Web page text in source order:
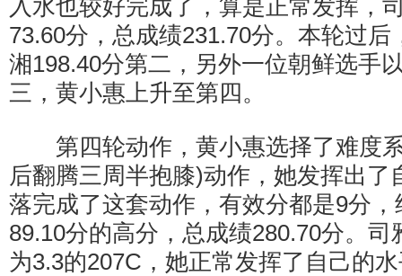
入水也较好完成了，算是正常发挥，
73.60分，总成绩231.70分。本轮过
湘198.40分第二，另外一位朝鲜选手
三，黄小惠上升至第四。
第四轮动作，黄小惠选择了难度
后翻腾三周半抱膝)动作，她发挥出了
落完成了这套动作，有效分都是9分
89.10分的高分，总成绩280.70分。
为3.3的207C，她正常发挥了自己的